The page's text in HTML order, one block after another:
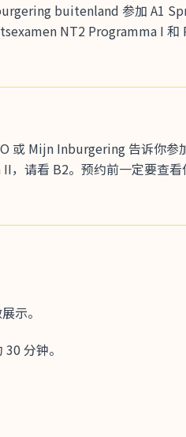
buitenland 参加 A1
NT2 Programma I
或 Mijn Inburgering 告诉你
请看 B2。预约前一定要查
示。
分钟。